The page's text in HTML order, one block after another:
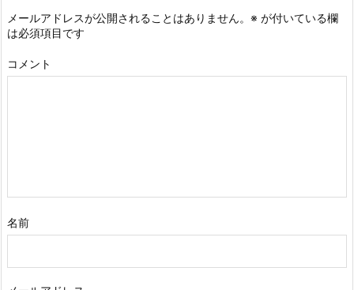
メールアドレスが公開されることはありません。 ※ が付いている欄
は必須項目です
コメント
名前